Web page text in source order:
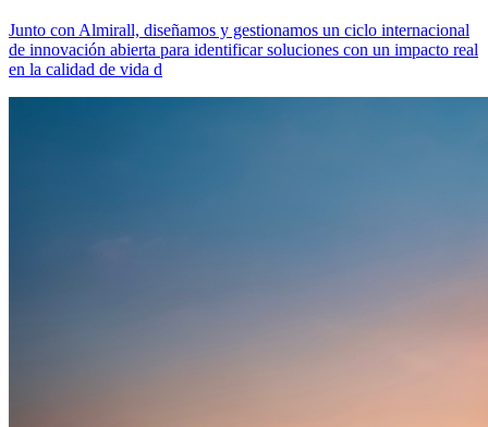
Junto con Almirall, diseñamos y gestionamos un ciclo internacional
de innovación abierta para identificar soluciones con un impacto real
en la calidad de vida d